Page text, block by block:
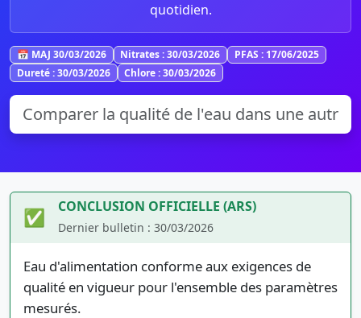
quotidien.
📅 MAJ 30/03/2026 Nitrates : 30/03/2026
PFAS : 17/06/2025
Dureté : 30/03/2026
Chlore : 30/03/2026
✅ CONCLUSION OFFICIELLE (ARS)
Dernier bulletin : 30/03/2026
Eau d'alimentation conforme aux exigences de
qualité en vigueur pour l'ensemble des paramètres
mesurés.